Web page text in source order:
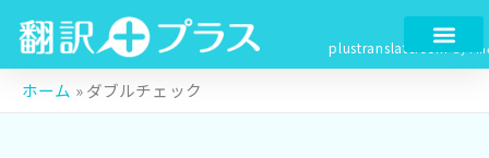
を
plustranslate.comby
ホーム »ダブルチェック
索